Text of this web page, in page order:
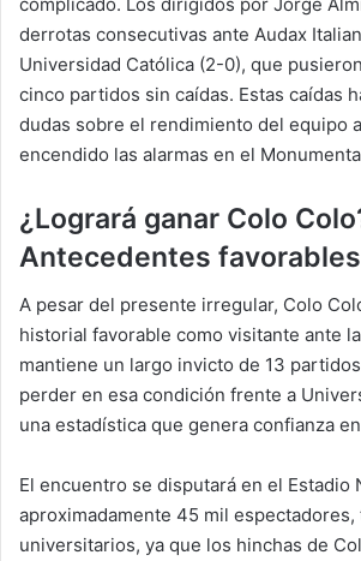
derrotas consecutivas ante Audax
Universidad Católica (2-0), que
cinco partidos sin caídas. Estas caídas
dudas sobre el rendimiento del equipo
encendido las alarmas en el
¿Logrará ganar Colo
Antecedentes favorables
A pesar del presente irregular, Colo
historial favorable como visitante ante
mantiene un largo invicto de 13
perder en esa condición frente a
una estadística que genera confianza
El encuentro se disputará en el Estadio
aproximadamente 45 mil espectadores,
universitarios, ya que los hinchas de